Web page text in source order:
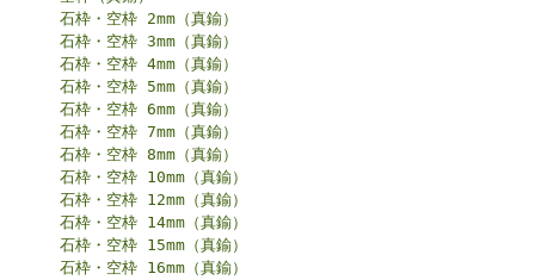
石枠・空枠 2mm（真鍮）
石枠・空枠 3mm（真鍮）
石枠・空枠 4mm（真鍮）
石枠・空枠 5mm（真鍮）
石枠・空枠 6mm（真鍮）
石枠・空枠 7mm（真鍮）
石枠・空枠 8mm（真鍮）
石枠・空枠 10mm（真鍮）
石枠・空枠 12mm（真鍮）
石枠・空枠 14mm（真鍮）
石枠・空枠 15mm（真鍮）
石枠・空枠 16mm（真鍮）